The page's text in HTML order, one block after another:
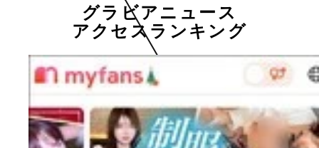
グラビアニュース
アクセスランキング